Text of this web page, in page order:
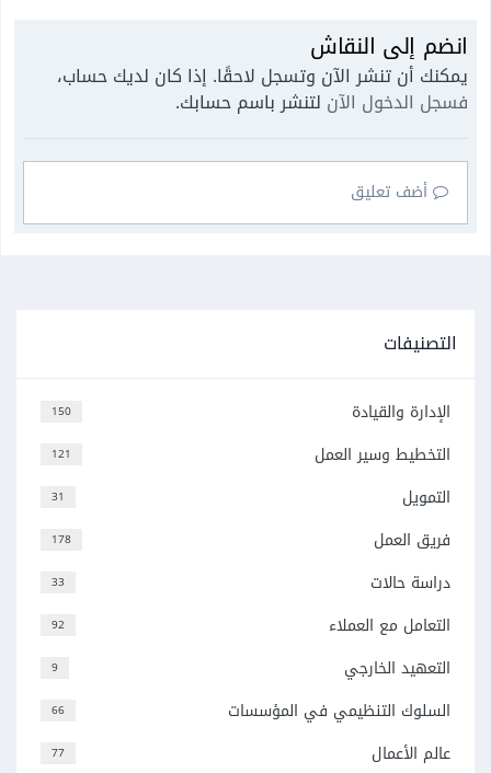
انضم إلى النقاش
يمكنك أن تنشر الآن وتسجل لاحقًا. إذا كان لديك حساب،
فسجل الدخول الآن لتنشر باسم حسابك.
أضف تعليق
التصنيفات
150 الإدارة والقيادة
121 التخطيط وسير العمل
31 التمويل
178 فريق العمل
33 دراسة حالات
92 التعامل مع العملاء
9 التعهيد الخارجي
66 السلوك التنظيمي في المؤسسات
77 عالم الأعمال